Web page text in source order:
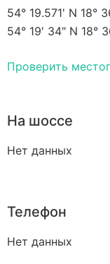
54° 19.571' N 18°
54° 19' 34" N 18°
Проверить
На шоссе
Нет данных
Телефон
Нет данных